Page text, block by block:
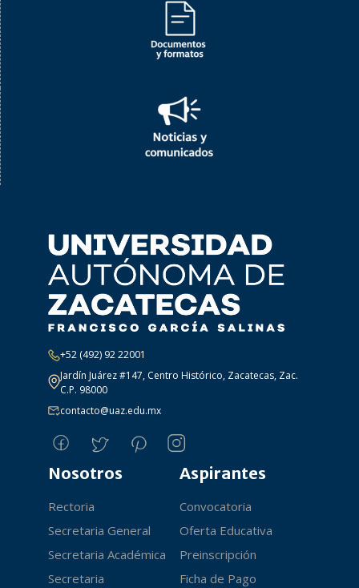
+52 (492) 92 22001
Jardín Juárez #147, Centro Histórico, Zacatecas, Zac.
C.P. 98000
contacto@uaz.edu.mx
Nosotros
Rectoria
Secretaria General
Secretaria Académica
Secretaria
Aspirantes
Convocatoria
Oferta Educativa
Preinscripción
Ficha de Pago